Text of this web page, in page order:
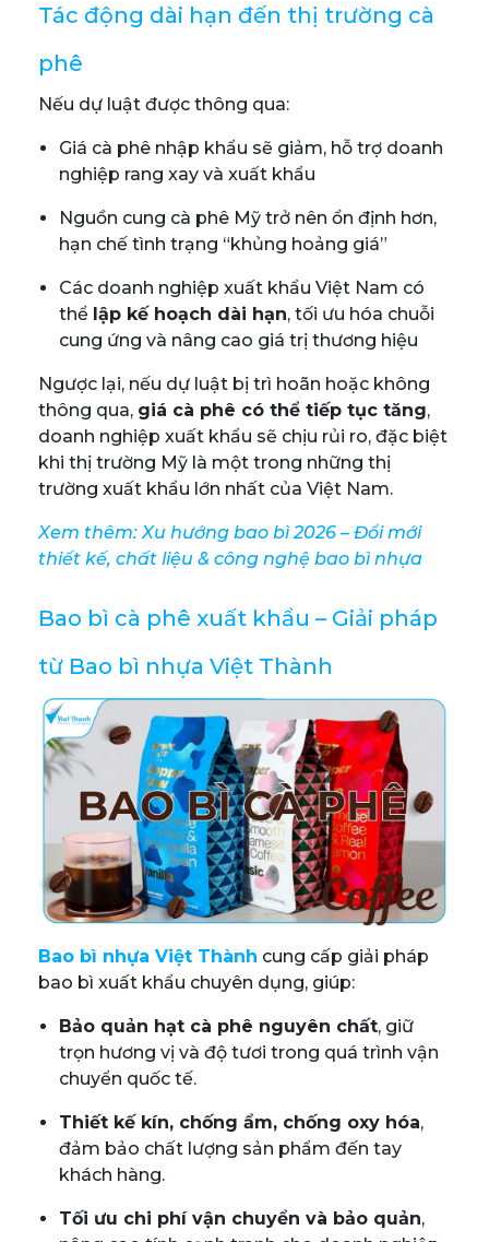
Tác động dài hạn đến thị trường cà
phê
Nếu dự luật được thông qua:
Giá cà phê nhập khẩu sẽ giảm, hỗ trợ doanh
nghiệp rang xay và xuất khẩu
Nguồn cung cà phê Mỹ trở nên ổn định hơn,
hạn chế tình trạng “khủng hoảng giá”
Các doanh nghiệp xuất khẩu Việt Nam có
thể lập kế hoạch dài hạn, tối ưu hóa chuỗi
cung ứng và nâng cao giá trị thương hiệu
Ngược lại, nếu dự luật bị trì hoãn hoặc không
thông qua, giá cà phê có thể tiếp tục tăng,
doanh nghiệp xuất khẩu sẽ chịu rủi ro, đặc biệt
khi thị trường Mỹ là một trong những thị
trường xuất khẩu lớn nhất của Việt Nam.
Xem thêm: Xu hướng bao bì 2026 – Đổi mới
thiết kế, chất liệu & công nghệ bao bì nhựa
Bao bì cà phê xuất khẩu – Giải pháp
từ Bao bì nhựa Việt Thành
Bao bì nhựa Việt Thành cung cấp giải pháp
bao bì xuất khẩu chuyên dụng, giúp:
Bảo quản hạt cà phê nguyên chất, giữ
trọn hương vị và độ tươi trong quá trình vận
chuyển quốc tế.
Thiết kế kín, chống ẩm, chống oxy hóa,
đảm bảo chất lượng sản phẩm đến tay
khách hàng.
Tối ưu chi phí vận chuyển và bảo quản,